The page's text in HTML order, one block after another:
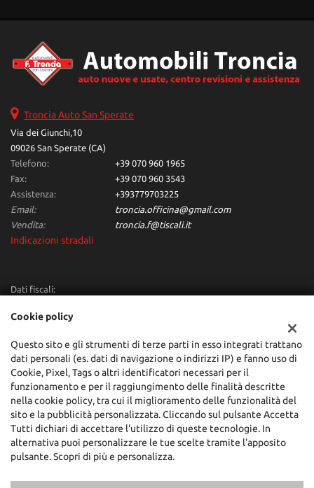
Autoradio • Bluetooth • Chiusura centralizzata • Climatizzatore •
elettronico • Sedile posteriore sdoppiato • Servosterzo •
Specchietti laterali elettrici • Telecamera per parcheggio assistito
Troncia Auto San Sperate
Via dei Giunchi,10
09026 San Sperate (CA)
Telefono:
+39 070 960 1965
Fax:
+39 070 960 3543
Assistenza:
+393779703225
Email:
troncia.officina@gmail.com
Vendita:
troncia.f@tiscali.it
Indicazioni stradali
Dati fiscali:
Via dei Giunchi,10, San Sperate (CA)
Registro delle imprese:CA
Cookie policy
Questo sito e gli strumenti di terze parti in esso integrati trattano
dati personali (es. dati di navigazione o indirizzi IP) e fanno uso di
Cookie, Pixel, Tags o altri identificatori necessari per il
funzionamento e per il raggiungimento delle finalità descritte
nella cookie policy, tra cui il miglioramento delle funzionalità del
sito e la pubblicità personalizzata. Cliccando sul pulsante Accetta
Tutti dichiari di accettare l'utilizzo di queste tecnologie. In
alternativa puoi personalizzare le tue scelte tramite l'apposito
pulsante. Scopri di più e personalizza.